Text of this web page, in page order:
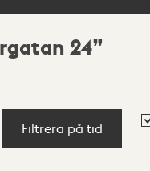
24
Filtrera på tid